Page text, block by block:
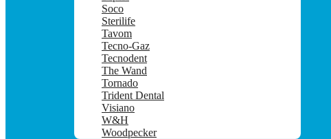
Soco
Sterilife
Tavom
Tecno-Gaz
Tecnodent
The Wand
Tornado
Trident Dental
Visiano
W&H
Woodpecker